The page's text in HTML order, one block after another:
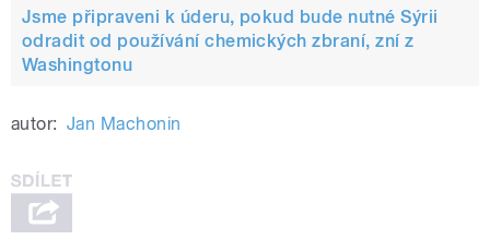
Jsme připraveni k úderu, pokud bude nutné Sýrii
odradit od používání chemických zbraní, zní z
Washingtonu
autor: Jan Machonin